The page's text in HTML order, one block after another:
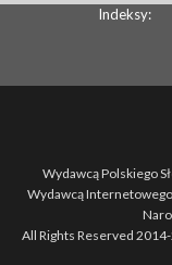
Indeksy:
Wydawcą Polskiego
Wydawcą
All Rights Reserved 2014-